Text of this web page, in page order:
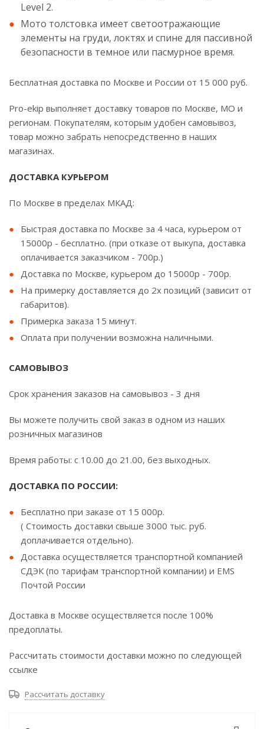
Level 2.
Мото толстовка имеет светоотражающие
элементы на груди, локтях и спине для пассивной
безопасности в темное или пасмурное время.
Бесплатная доставка по Москве и России от 15 000 руб.
Pro-ekip выполняет доставку товаров по Москве, МО и
регионам. Покупателям, которым удобен самовывоз,
товар можно забрать непосредственно в наших
магазинах.
ДОСТАВКА КУРЬЕРОМ
По Москве в пределах МКАД:
Быстрая доставка по Москве за 4 часа, курьером от
15000р - бесплатно. (при отказе от выкупа, доставка
оплачивается заказчиком - 700р.)
Доставка по Москве, курьером до 15000р - 700р.
На примерку доставляется до 2х позиций (зависит от
габаритов).
Примерка заказа 15 минут.
Оплата при получении возможна наличными.
САМОВЫВОЗ
Срок хранения заказов на самовывоз - 3 дня
Вы можете получить свой заказ в одном из наших
розничных магазинов
Время работы: с 10.00 до 21.00, без выходных.
ДОСТАВКА ПО РОССИИ:
Бесплатно при заказе от 15 000р.
( Стоимость доставки свыше 3000 тыс. руб.
доплачивается отдельно).
Доставка осуществляется транспортной компанией
СДЭК (по тарифам транспортной компании) и EMS
Почтой России
Доставка в Москве осуществляется после 100%
предоплаты.
Рассчитать стоимости доставки можно по следующей
ссылке
Рассчитать доставку